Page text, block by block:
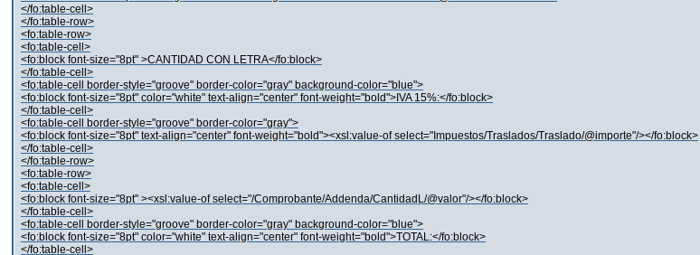
</fo:table-cell>
</fo:table-row>
<fo:table-row>
<fo:table-cell>
<fo:block font-size="8pt" >CANTIDAD CON LETRA</fo:block>
</fo:table-cell>
<fo:table-cell border-style="groove" border-color="gray" background-color="blue">
<fo:block font-size="8pt" color="white" text-align="center" font-weight="bold">IVA 15%:</fo:block>
</fo:table-cell>
<fo:table-cell border-style="groove" border-color="gray">
<fo:block font-size="8pt" text-align="center" font-weight="bold"><xsl:value-of select="Impuestos/Traslados/Traslado/@importe"/></fo:block>
</fo:table-cell>
</fo:table-row>
<fo:table-row>
<fo:table-cell>
<fo:block font-size="8pt" ><xsl:value-of select="/Comprobante/Addenda/CantidadL/@valor"/></fo:block>
</fo:table-cell>
<fo:table-cell border-style="groove" border-color="gray" background-color="blue">
<fo:block font-size="8pt" color="white" text-align="center" font-weight="bold">TOTAL:</fo:block>
</fo:table-cell>